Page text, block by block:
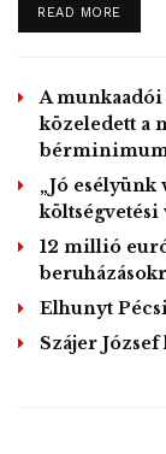
ügyfelek a
kérhetik
Tags: engedély
pénzforgalmi
READ MORE
A
közeledett a minimálbér és a garantált
bérminimum
„Jó
költségvetési
12 millió
Elhunyt